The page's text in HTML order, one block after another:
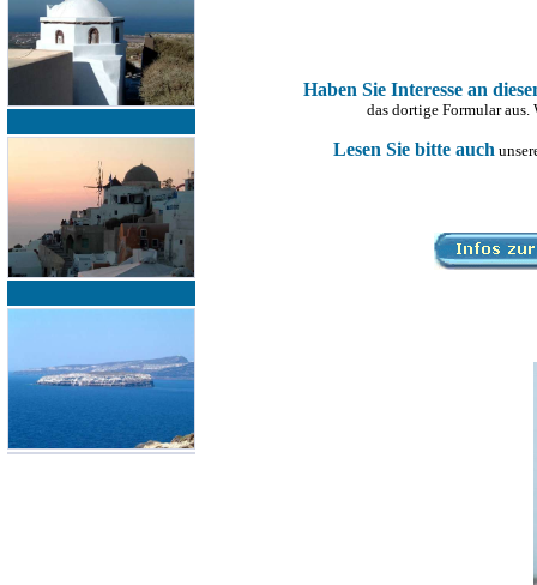
Haben Sie Interesse an
das dortige Formular
Lesen Sie bitte auch